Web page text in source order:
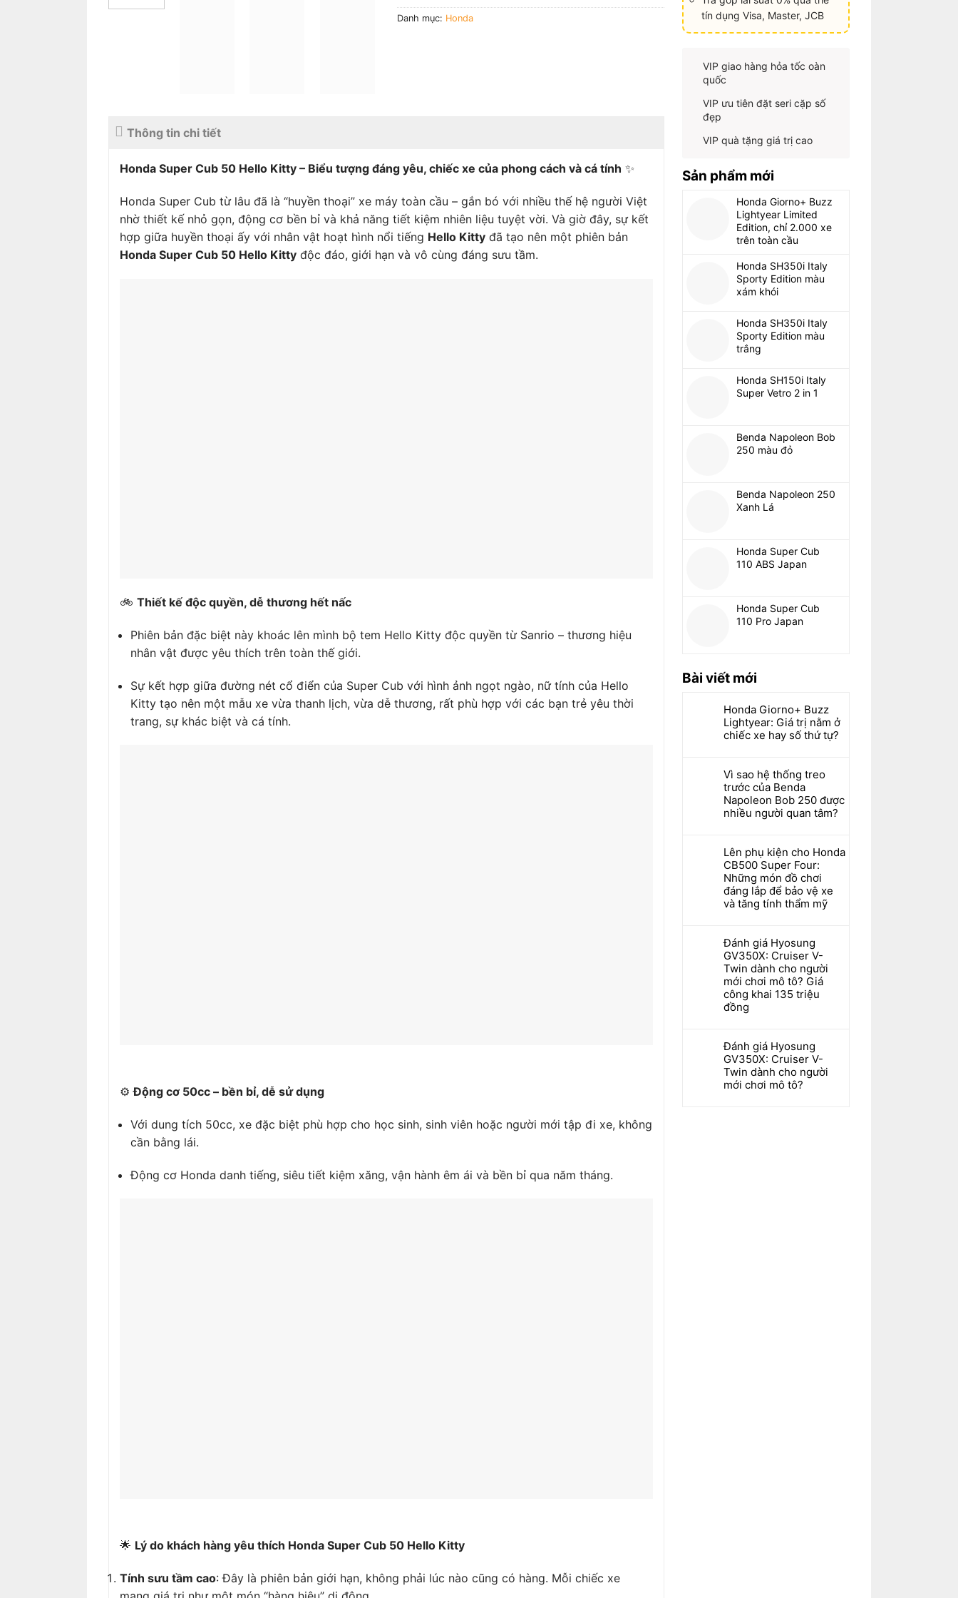
tín dụng Visa, Master, JCB
VIP giao hàng hỏa tốc oàn
quốc
VIP ưu tiên đặt seri cặp số
đẹp
VIP quà tặng giá trị cao
Sản phẩm mới
Honda Giorno+ Buzz
Lightyear Limited
Edition, chỉ 2.000 xe
trên toàn cầu
Honda SH350i Italy
Sporty Edition màu
xám khói
Honda SH350i Italy
Sporty Edition màu
trắng
Honda SH150i Italy
Super Vetro 2 in 1
Benda Napoleon Bob
250 màu đỏ
Benda Napoleon 250
Xanh Lá
Honda Super Cub
110 ABS Japan
Honda Super Cub
110 Pro Japan
Bài viết mới
Honda Giorno+ Buzz
Lightyear: Giá trị nằm ở
chiếc xe hay số thứ tự?
Vì sao hệ thống treo
trước của Benda
Napoleon Bob 250 được
nhiều người quan tâm?
Lên phụ kiện cho Honda
CB500 Super Four:
Những món đồ chơi
đáng lắp để bảo vệ xe
và tăng tính thẩm mỹ
Đánh giá Hyosung
GV350X: Cruiser V-
Twin dành cho người
mới chơi mô tô? Giá
công khai 135 triệu
đồng
Đánh giá Hyosung
GV350X: Cruiser V-
Twin dành cho người
mới chơi mô tô?
Danh mục: Honda
Thông tin chi tiết
Honda Super Cub 50 Hello Kitty – Biểu tượng đáng yêu, chiếc xe của phong cách và cá tính ✨
Honda Super Cub từ lâu đã là “huyền thoại” xe máy toàn cầu – gắn bó với nhiều thế hệ người Việt
nhờ thiết kế nhỏ gọn, động cơ bền bỉ và khả năng tiết kiệm nhiên liệu tuyệt vời. Và giờ đây, sự kết
hợp giữa huyền thoại ấy với nhân vật hoạt hình nổi tiếng Hello Kitty đã tạo nên một phiên bản
Honda Super Cub 50 Hello Kitty độc đáo, giới hạn và vô cùng đáng sưu tầm.
🚲 Thiết kế độc quyền, dễ thương hết nấc
Phiên bản đặc biệt này khoác lên mình bộ tem Hello Kitty độc quyền từ Sanrio – thương hiệu
nhân vật được yêu thích trên toàn thế giới.
Sự kết hợp giữa đường nét cổ điển của Super Cub với hình ảnh ngọt ngào, nữ tính của Hello
Kitty tạo nên một mẫu xe vừa thanh lịch, vừa dễ thương, rất phù hợp với các bạn trẻ yêu thời
trang, sự khác biệt và cá tính.
⚙️Động cơ 50cc – bền bỉ, dễ sử dụng
Với dung tích 50cc, xe đặc biệt phù hợp cho học sinh, sinh viên hoặc người mới tập đi xe, không
cần bằng lái.
Động cơ Honda danh tiếng, siêu tiết kiệm xăng, vận hành êm ái và bền bỉ qua năm tháng.
🌟 Lý do khách hàng yêu thích Honda Super Cub 50 Hello Kitty
Tính sưu tầm cao: Đây là phiên bản giới hạn, không phải lúc nào cũng có hàng. Mỗi chiếc xe